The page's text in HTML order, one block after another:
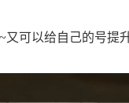
可以给自己的号提